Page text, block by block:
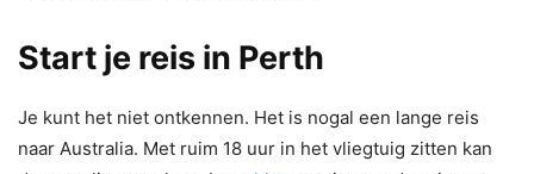
Start je reis in Perth
Je kunt het niet ontkennen. Het is nogal een lange reis
naar Australia. Met ruim 18 uur in het vliegtuig zitten kan